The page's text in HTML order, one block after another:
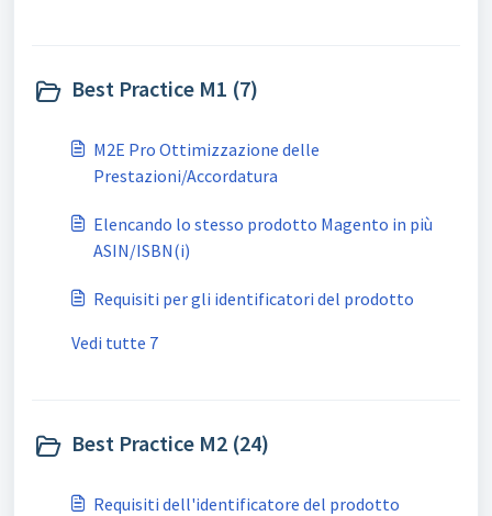
Best Practice M1 (7)
M2E Pro Ottimizzazione delle
Prestazioni/Accordatura
Elencando lo stesso prodotto Magento in più
ASIN/ISBN(і)
Requisiti per gli identificatori del prodotto
Vedi tutte 7
Best Practice M2 (24)
Requisiti dell'identificatore del prodotto